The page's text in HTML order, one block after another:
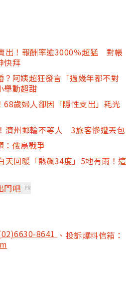
出！報酬率逾3000％超猛 對帳
快拜
？阿姨超狂發言「過幾年都不對
動超甜
68歲婦人卻因「隱性支出」耗光
濟州郵輪不等人 3旅客慘遭丟包
：俄烏戰爭
回暖「熱飆34度」5地有雨！這
門吧 PR
8641 、投訴爆料信箱：